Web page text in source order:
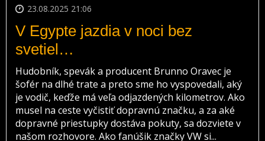
23.08.2025 21:06
V Egypte jazdia v noci bez
svetiel…
Hudobník, spevák a producent Brunno Oravec je
šofér na dlhé trate a preto sme ho vyspovedali, aký
je vodič, keďže má veľa odjazdených kilometrov. Ako
musel na ceste vyčistiť dopravnú značku, a za aké
dopravné priestupky dostáva pokuty, sa dozviete v
našom rozhovore. Ako fanúšik značky VW si...